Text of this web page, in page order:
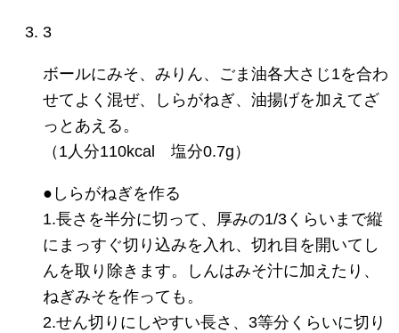
3
ボールにみそ、みりん、ごま油各大さじ1を合わ
せてよく混ぜ、しらがねぎ、油揚げを加えてざ
っとあえる。
（1人分110kcal 塩分0.7g）
●しらがねぎを作る
1.長さを半分に切って、厚みの1/3くらいまで縦
にまっすぐ切り込みを入れ、切れ目を開いてし
んを取り除きます。しんはみそ汁に加えたり、
ねぎみそを作っても。
2.せん切りにしやすい長さ、3等分くらいに切り